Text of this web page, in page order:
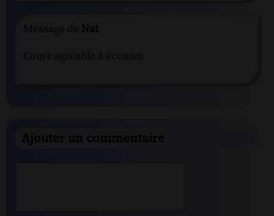
Message de Nat
Conte agréable à écouter.
Ajouter un commentaire